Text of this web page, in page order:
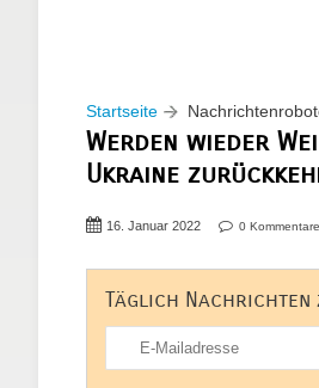
Startseite
Werden wieder
Ukraine
16. Januar 2022 0 Kommentare
Täglich